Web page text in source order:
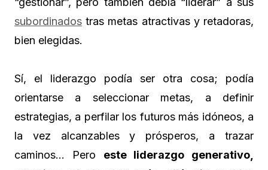
subordinados tras metas atractivas y retadoras,
bien elegidas.
Sí, el liderazgo podía ser otra cosa; podía
orientarse a seleccionar metas, a definir
estrategias, a perfilar los futuros más idóneos, a
la vez alcanzables y prósperos, a trazar
caminos… Pero este liderazgo generativo,